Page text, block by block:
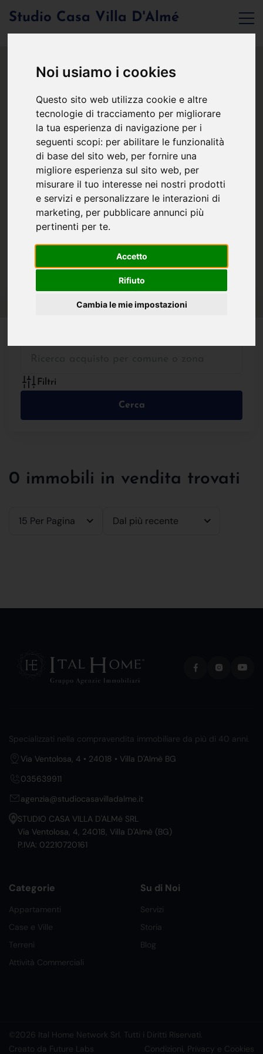
Noi usiamo i cookies
Questo sito web utilizza cookie e altre
tecnologie di tracciamento per migliorare
la tua esperienza di navigazione per i
seguenti scopi: per abilitare le funzionalità
di base del sito web, per fornire una
migliore esperienza sul sito web, per
misurare il tuo interesse nei nostri prodotti
e servizi e personalizzare le interazioni di
marketing, per pubblicare annunci più
pertinenti per te.
Accetto
Rifiuto
Cambia le mie impostazioni
Studio Casa Villa D'Almé
Filtri
Cerca
0 immobili in vendita trovati
15 Per Pagina Dal più recente
Specializzati nella compravendita immobiliare da più di 40 anni.
Via Ventolosa, 4 • 24018 • Villa D'Almè BG
035639911
agenzia@studiocasavilladalme.it
STUDIO CASA VILLA D'ALMè SRL
Via Ventolosa, 4, 24018, Villa D'Almè (BG)
P.IVA: 02210720161
Categorie
Appartamenti
Case e Ville
Terreni
Attività Commerciali
Su di Noi
Servizi
Storia
Blog
©2026 Ital Home Network Srl. Tutti i Diritti Riservati.
Creato da Future Labs
Condizioni, Privacy e Cookies